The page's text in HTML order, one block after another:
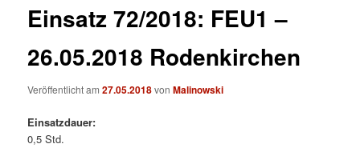
Einsatz 72/2018: FEU1 –
26.05.2018 Rodenkirchen
Veröffentlicht am27.05.2018vonMalinowski
Einsatzdauer:
0,5 Std.